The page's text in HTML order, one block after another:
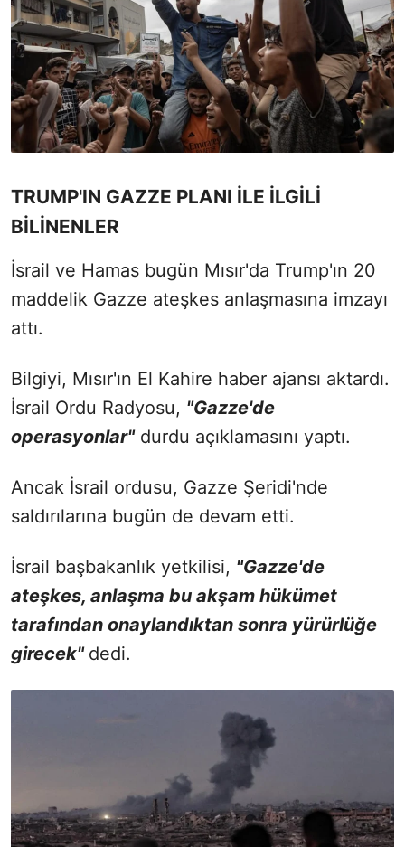
TRUMP'IN GAZZE PLANI İLE İLGİLİ
BİLİNENLER
İsrail ve Hamas bugün Mısır'da Trump'ın 20
maddelik Gazze ateşkes anlaşmasına imzayı
attı.
Bilgiyi, Mısır'ın El Kahire haber ajansı aktardı.
İsrail Ordu Radyosu, "Gazze'de
operasyonlar"durdu açıklamasını yaptı.
Ancak İsrail ordusu, Gazze Şeridi'nde
saldırılarına bugün de devam etti.
İsrail başbakanlık yetkilisi, "Gazze'de
ateşkes, anlaşma bu akşam hükümet
tarafından onaylandıktan sonra yürürlüğe
girecek" dedi.